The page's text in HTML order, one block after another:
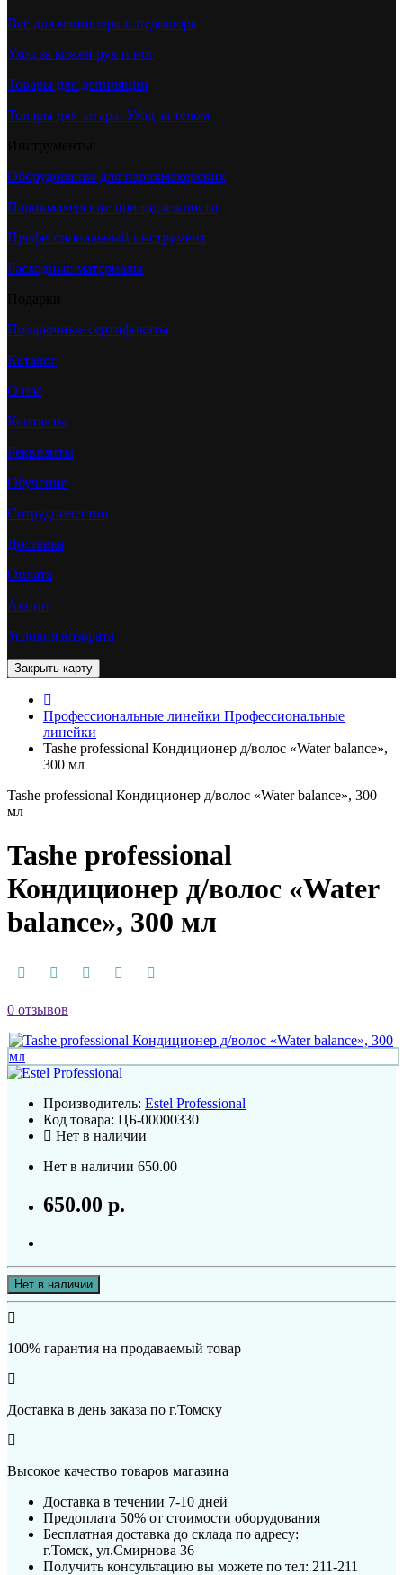
Всё для маникюра и педикюра
Уход за кожей рук и ног
Товары для депиляции
Товары для загара. Уход за телом
Оборудование для парикмахерских
Парикмахерские принадлежности
Профессиональный инструмент
Расходные материалы
Подарочные сертификаты
Каталог
О нас
Контакты
Реквизиты
Обучение
Сотрудничество
Доставка
Оплата
Акции
Условия возврата
Профессиональные линейки Профессиональные
линейки
Tashe professional Кондиционер д/волос «Water balance»,
300 мл
Tashe professional Кондиционер д/волос «Water balance», 300
мл
Tashe professional
Кондиционер д/волос «Water
balance», 300 мл
0 отзывов
Производитель: Estel Professional
Код товара: ЦБ-00000330
Нет в наличии
Нет в наличии 650.00
650.00 р.
Нет в наличии
100% гарантия на продаваемый товар
Доставка в день заказа по г.Томску
Высокое качество товаров магазина
Доставка в течении 7-10 дней
Предоплата 50% от стоимости оборудования
Бесплатная доставка до склада по адресу:
г.Томск, ул.Смирнова 36
Получить консультацию вы можете по тел: 211-211